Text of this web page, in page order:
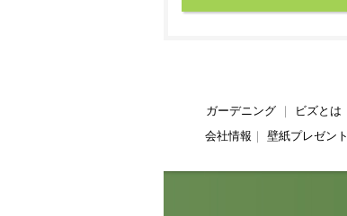
ガーデニング｜ ビズとは
会社情報
壁紙プレゼント